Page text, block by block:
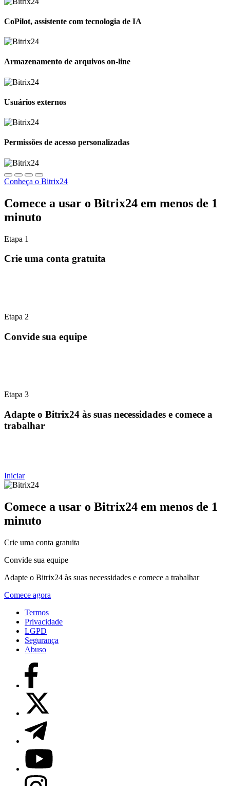
CoPilot, assistente com tecnologia de IA
Armazenamento de arquivos on-line
Usuários externos
Permissões de acesso personalizadas
Conheça o Bitrix24
Comece a usar o Bitrix24 em menos de 1
minuto
Etapa 1
Crie uma conta gratuita
Etapa 2
Convide sua equipe
Etapa 3
Adapte o Bitrix24 às suas necessidades e comece a
trabalhar
Iniciar
Comece a usar o Bitrix24 em menos de 1
minuto
Crie uma conta gratuita
Convide sua equipe
Adapte o Bitrix24 às suas necessidades e comece a trabalhar
Comece agora
Termos
Privacidade
LGPD
Segurança
Abuso